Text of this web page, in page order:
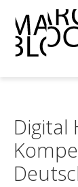
Digital